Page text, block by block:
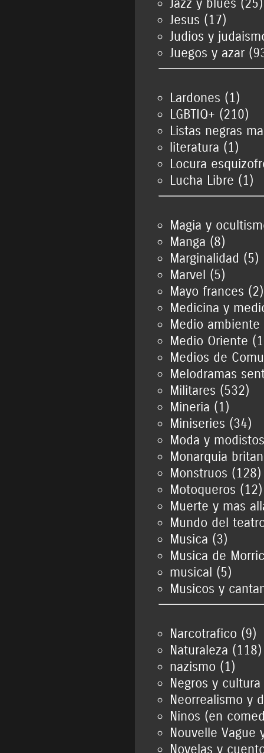
Jazz y blues (25)
Jesus (17)
Judios y
Juegos y azar
Lardones (1)
LGBTIQ+ (210)
Listas negras
literatura (1)
Locura
Lucha Libre (1)
Magia y
Manga (8)
Marginalidad (5)
Marvel (5)
Mayo frances (2)
Medicina y
Medio ambiente
Medio Oriente
Medios de
Melodramas
Militares (532)
Mineria (1)
Miniseries (34)
Moda y
Monarquia
Monstruos (128)
Motoqueros (12)
Muerte y mas
Mundo del
Musica (3)
Musica de
musical (5)
Musicos y
Narcotrafico (9)
Naturaleza (118)
nazismo (1)
Negros y
Neorrealismo y
Ninos (en
Nouvelle Vague
Novelas y